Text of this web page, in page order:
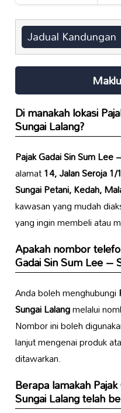
Jadual Kandungan
Di manakah lokasi
Sungai Lalang?
Pajak Gadai Sin Sum Lee
alamat14, Jalan Seroja
Sungai Petani, Kedah,
kawasan yang mudah
yang ingin membeli atau
Apakah nombor
Gadai Sin Sum Lee –
Anda boleh menghubungi
Sungai Lalangmelalui
Nombor ini boleh
lanjut mengenai produk
ditawarkan.
Berapa lamakah
Sungai Lalangtelah